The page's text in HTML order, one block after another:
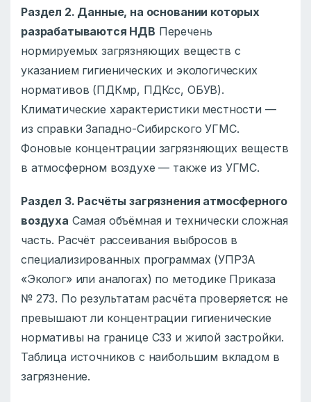
Раздел 2. Данные, на основании которых
разрабатываются НДВ Перечень
нормируемых загрязняющих веществ с
указанием гигиенических и экологических
нормативов (ПДКмр, ПДКсс, ОБУВ).
Климатические характеристики местности —
из справки Западно-Сибирского УГМС.
Фоновые концентрации загрязняющих веществ
в атмосферном воздухе — также из УГМС.
Раздел 3. Расчёты загрязнения атмосферного
воздуха Самая объёмная и технически сложная
часть. Расчёт рассеивания выбросов в
специализированных программах (УПРЗА
«Эколог» или аналогах) по методике Приказа
№ 273. По результатам расчёта проверяется: не
превышают ли концентрации гигиенические
нормативы на границе СЗЗ и жилой застройки.
Таблица источников с наибольшим вкладом в
загрязнение.